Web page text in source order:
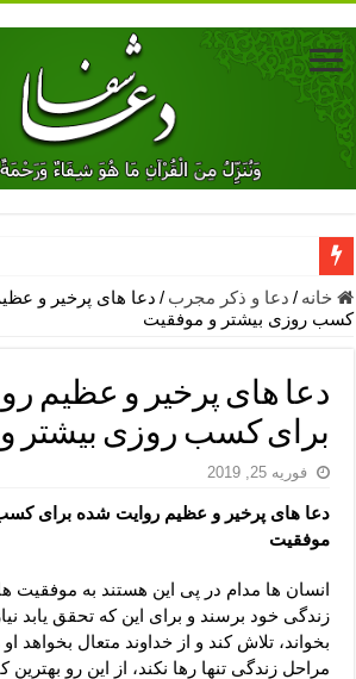
دعای جلب محبت فوری معشوق – دعای جلب
دعای مشکل گشا برای رفع فقر – ذکرهای
معجزات دعای یا من اظهر الجمیل – دعای یا
مهم ترین اذکار الهی و فضیلت آن ها –
دعا برای ترس بچه ها در خواب – دعای ترس و
دعای رفع فقر و طلب رزق و روزی – آیه‌ جلب
لا حول ولا قوة الا بالله برای چشم زخم –
دعای قوی رفع ترس – دعای مجرب برای
دعا برای پولدار شدن در یک روز – دعای
خانه / دعا و ذکر مجرب / دعا های پرخیر و
کسب روزی بیشتر و موفقیت
دعا های پرخیر و عظیم
برای کسب روزی بیشتر
فوریه 25, 2019
دعا های پرخیر و عظیم روایت شده برای
موفقیت
انسان ها مدام در پی این هستند به موفقیت
زندگی خود برسند و برای این که تحقق یابد
بخواند، تلاش کند و از خداوند متعال بخواهد
مراحل زندگی تنها رها نکند، از این رو بهترین